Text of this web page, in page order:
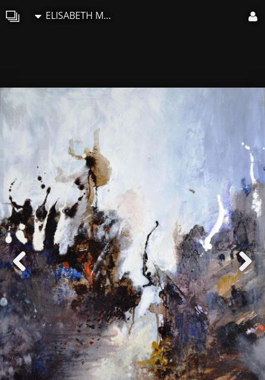
ELISABETH MOUNIC